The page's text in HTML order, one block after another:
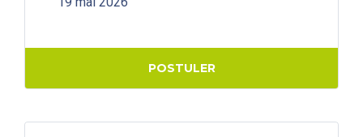
POSTULER